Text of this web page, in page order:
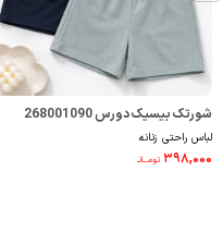
شورتک بیسیک دورس 268001090
لباس راحتی زنانه
۳۹۸,۰۰۰ تومــانـ